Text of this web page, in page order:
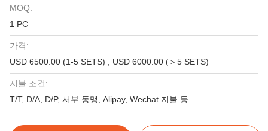
MOQ:
1 PC
가격:
USD 6500.00 (1-5 SETS) , USD 6000.00 (＞5 SETS)
지불 조건:
T/T, D/A, D/P, 서부 동맹, Alipay, Wechat 지불 등.